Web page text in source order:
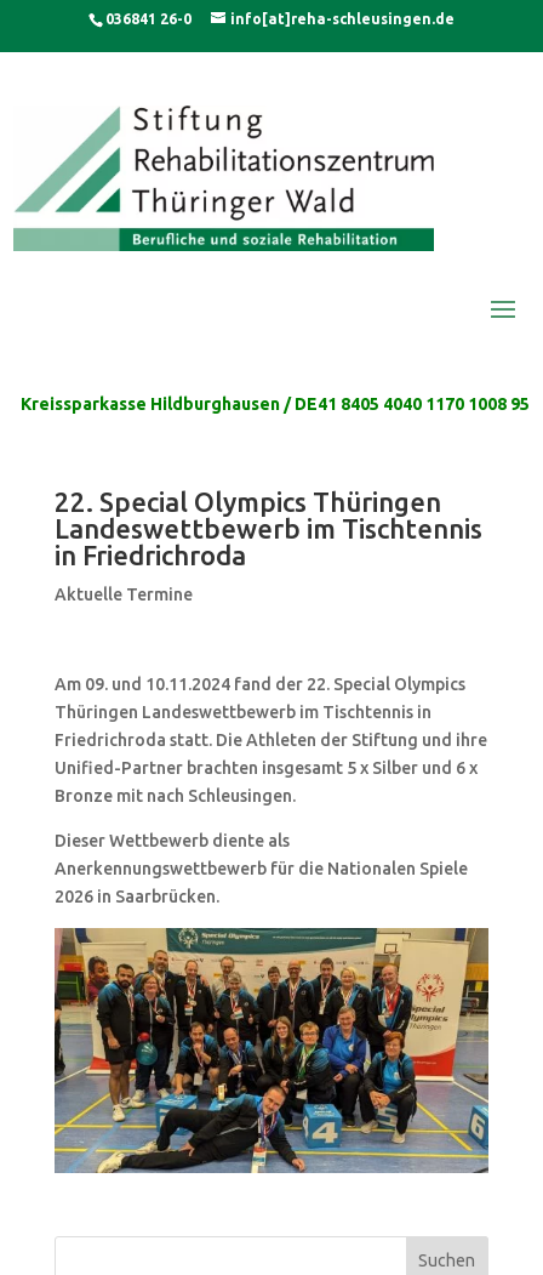
content
036841 26-0 info[at]reha-schleusingen.de
Kreissparkasse Hildburghausen / DE41 8405 4040 1170 1008 95
22. Special Olympics Thüringen
Landeswettbewerb im Tischtennis
in Friedrichroda
Aktuelle Termine
Am 09. und 10.11.2024 fand der 22. Special Olympics
Thüringen Landeswettbewerb im Tischtennis in
Friedrichroda statt. Die Athleten der Stiftung und ihre
Unified-Partner brachten insgesamt 5 x Silber und 6 x
Bronze mit nach Schleusingen.
Dieser Wettbewerb diente als
Anerkennungswettbewerb für die Nationalen Spiele
2026 in Saarbrücken.
Suchen
modal-check